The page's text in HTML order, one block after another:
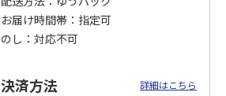
2,200円
(送料別・税込)
お届け時間帯
指定可
のし
対応不可
決済方法 詳細はこちら